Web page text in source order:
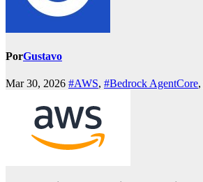
PorGustavo
Mar 30, 2026 #AWS, #Bedrock AgentCore,